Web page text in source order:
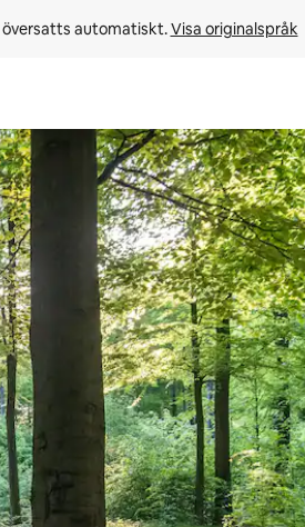
översatts automatiskt. Visa originalspråk
utforska genom att trycka eller svepa.